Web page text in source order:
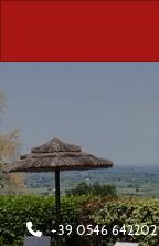
+39 0546 642202